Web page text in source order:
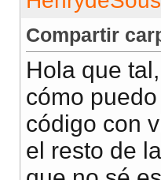
Compartir
Hola que tal,
cómo
código con
el resto de